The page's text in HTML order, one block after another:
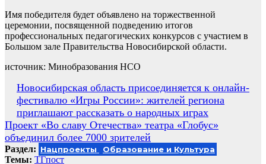
Имя победителя будет объявлено на торжественной
церемонии, посвященной подведению итогов
профессиональных педагогических конкурсов с участием в
Большом зале Правительства Новосибирской области.
источник: Минобразования НСО
Навигация
по
записям
Новосибирская область присоединяется к онлайн-
фестивалю «Игры России»: жителей региона
приглашают рассказать о народных играх
Проект «Во славу Отечества» театра «Глобус»
объединил более 7000 зрителей
Раздел: Нацпроекты Образование и Культура
Темы: ТГпост